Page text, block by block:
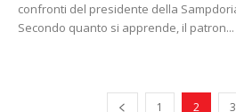
confronti del presidente della
Secondo quanto si apprende, il patron...
1 2 3